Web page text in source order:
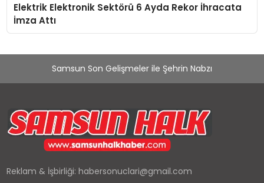
Elektrik Elektronik Sektörü 6 Ayda Rekor İhracata
İmza Attı
Samsun Son Gelişmeler ile Şehrin Nabzı
Reklam & İşbirliği:habersonuclari@gmail.com